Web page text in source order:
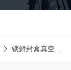
锁鲜封盒真空包装机